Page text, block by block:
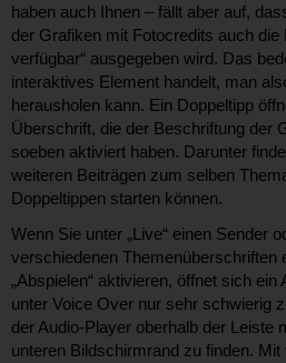
haben auch Ihnen – fällt aber auf,
der Grafiken mit Fotocredits auch die
verfügbar“ ausgegeben wird. Das
interaktives Element handelt, man
herausholen kann. Ein Doppeltipp
Überschrift, die der Beschriftung der
soeben aktiviert haben. Darunter
weiteren Beiträgen zum selben
Doppeltippen starten können.
Wenn Sie unter „Live“ einen Sender
verschiedenen Themenüberschriften
„Abspielen“ aktivieren, öffnet sich ein
unter Voice Over nur sehr schwierig
der Audio-Player oberhalb der Leiste
unteren Bildschirmrand zu finden.